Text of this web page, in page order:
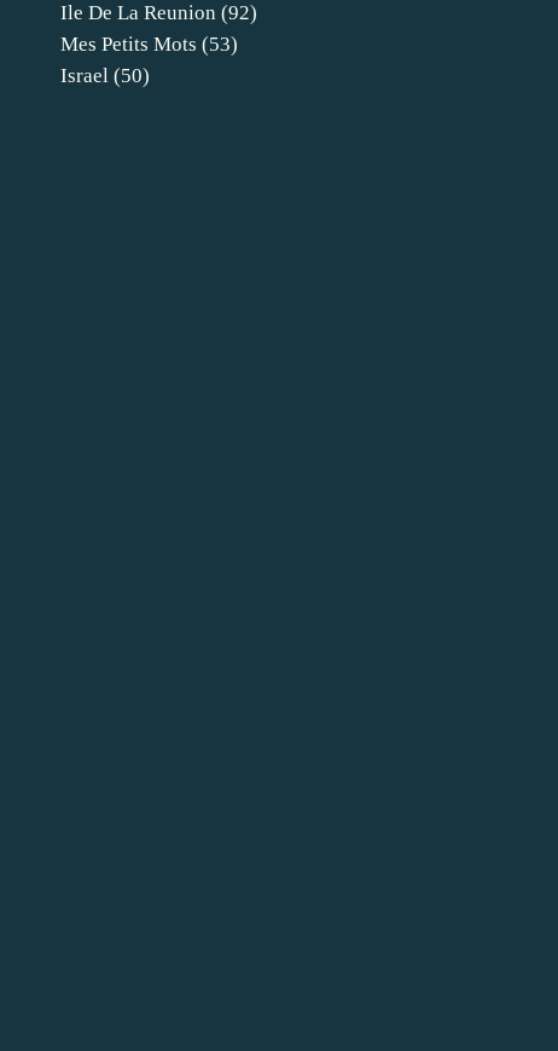
Ile De La Reunion (92)
Mes Petits Mots (53)
Israel (50)